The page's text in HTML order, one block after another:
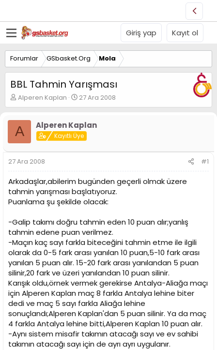
Giriş yap Kayıt ol
Forumlar GSbasket.Org Mola
BBL Tahmin Yarışması
K
o
u
y
B
a
ş
a
t
a
Alperen Kaplan
B
a
l
a
n
g
a
r
i
27 Ara 2008
A Alperen Kaplan
Kayıtlı Üye
27 Ara 2008 #1
Arkadaşlar,abilerim bugünden geçerli olmak üzere
tahmin yarışması başlatıyoruz.
Puanlama şu şekilde olacak:
-Galip takımı doğru tahmin eden 10 puan alır;yanlış
tahmin edene puan verilmez.
-Maçın kaç sayı farkla biteceğini tahmin etme ile ilgili
olarak da 0-5 fark arası yanılan 10 puan,5-10 fark arası
yanılan 5 puan alır. 15-20 fark arası yanılandan 5 puan
silinir,20 fark ve üzeri yanılandan 10 puan silinir.
Karışık oldu,örnek vermek gerekirse Antalya-Aliağa maçı
için Alperen Kaplan maç 8 farkla Antalya lehine biter
dedi ve maç 5 sayı farkla Aliağa lehine
sonuçlandı;Alperen Kaplan'dan 5 puan silinir. Ya da maç
4 farkla Antalya lehine bitti,Alperen Kaplan 10 puan alır.
-Aynı sistem misafir takımın atacağı sayı ve ev sahibi
takımın atacağı sayı için de ayrı ayrı uygulanır.